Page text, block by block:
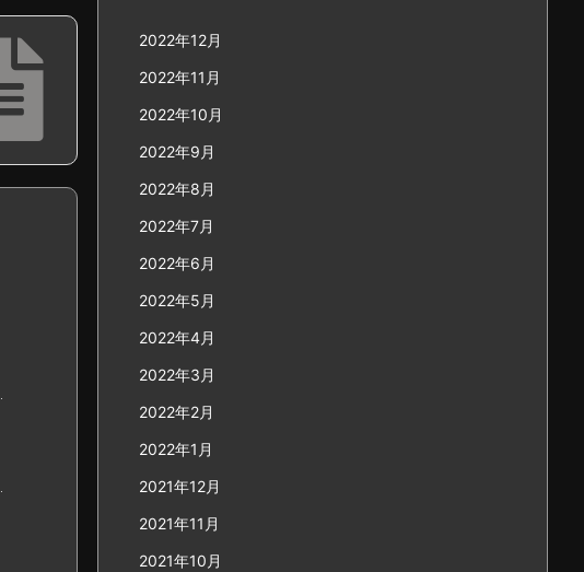
2022年12月
2022年11月
2022年10月
2022年9月
2022年8月
2022年7月
2022年6月
2022年5月
2022年4月
2022年3月
2022年2月
2022年1月
2021年12月
2021年11月
2021年10月